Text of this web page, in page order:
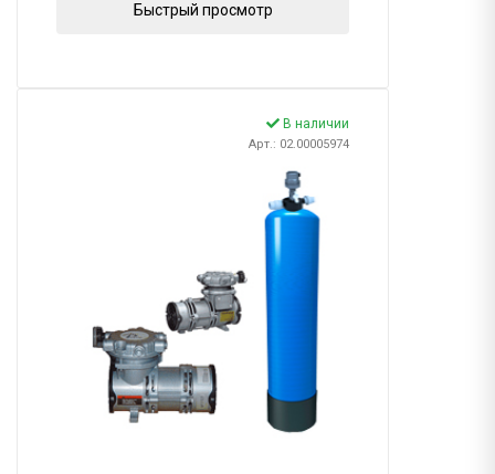
Быстрый просмотр
В наличии
Арт.: 02.00005974